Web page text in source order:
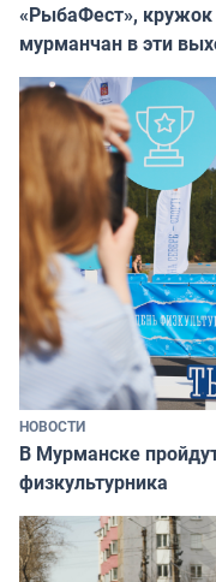
«РыбаФест»,
мурманчан в эти
НОВОСТИ
В Мурманске
физкультурника